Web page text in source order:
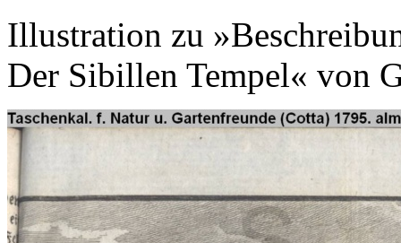
Illustration zu
Der Sibillen Tempel« von